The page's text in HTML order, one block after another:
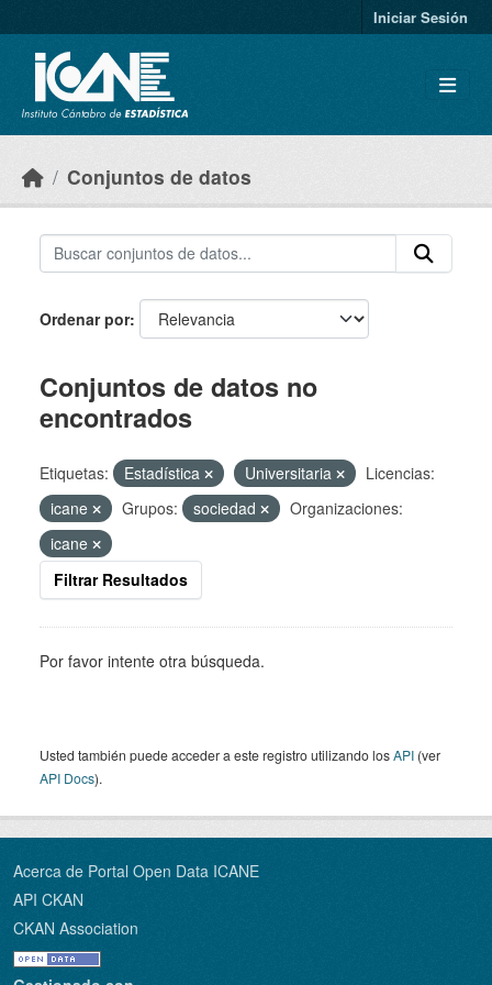
Iniciar Sesión
Conjuntos de datos
Ordenar por
Conjuntos de datos no
encontrados
Etiquetas: Estadística Universitaria
Licencias:
icane
Grupos: sociedad
Organizaciones:
icane
Filtrar Resultados
Por favor intente otra búsqueda.
Usted también puede acceder a este registro utilizando losAPI (ver
API Docs).
Acerca de Portal Open Data ICANE
API CKAN
CKAN Association